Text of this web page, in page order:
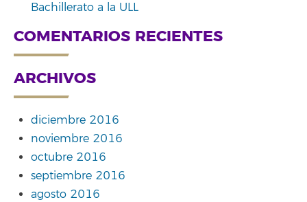
Bachillerato a la ULL
COMENTARIOS RECIENTES
ARCHIVOS
diciembre 2016
noviembre 2016
octubre 2016
septiembre 2016
agosto 2016